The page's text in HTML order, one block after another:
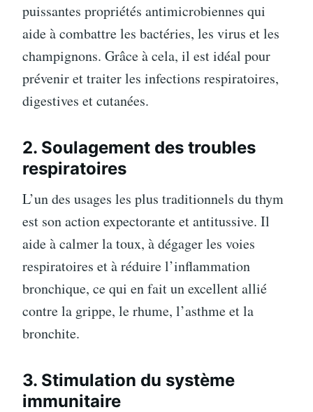
puissantes propriétés antimicrobiennes qui
aide à combattre les bactéries, les virus et les
champignons. Grâce à cela, il est idéal pour
prévenir et traiter les infections respiratoires,
digestives et cutanées.
2. Soulagement des troubles
respiratoires
L’un des usages les plus traditionnels du thym
est son action expectorante et antitussive. Il
aide à calmer la toux, à dégager les voies
respiratoires et à réduire l’inflammation
bronchique, ce qui en fait un excellent allié
contre la grippe, le rhume, l’asthme et la
bronchite.
3. Stimulation du système
immunitaire